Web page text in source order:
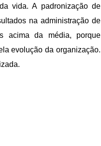
vida. A padronização de
na administração de
acima da média, porque
evolução da organização.